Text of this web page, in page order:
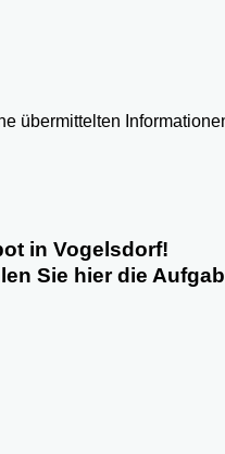
übermittelten
in Vogelsdorf!
Sie hier die